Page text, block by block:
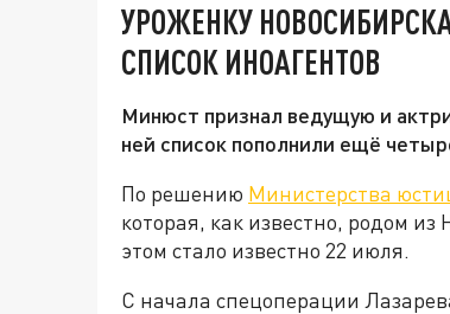
УРОЖЕНКУ
СПИСОК ИНОАГЕНТОВ
Минюст признал ведущую и
ней список пополнили ещё
По решению Министерства
которая, как известно, родом
этом стало известно 22 июля.
С начала спецоперации